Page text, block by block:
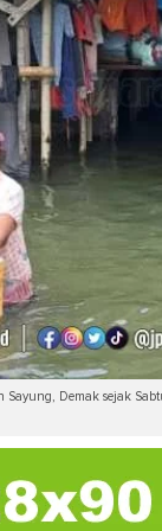
Demak sejak